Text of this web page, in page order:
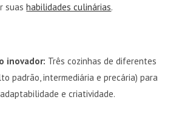
suashabilidades culinárias.
inovador: Três cozinhas de diferentes
padrão, intermediária e precária) para
e criatividade.